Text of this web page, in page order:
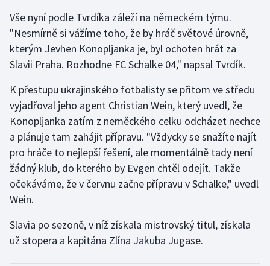
Vše nyní podle Tvrdíka záleží na německém týmu.
"Nesmírně si vážíme toho, že by hráč světové úrovně,
kterým Jevhen Konopljanka je, byl ochoten hrát za
Slavii Praha. Rozhodne FC Schalke 04," napsal Tvrdík.
K přestupu ukrajinského fotbalisty se přitom ve středu
vyjadřoval jeho agent Christian Wein, který uvedl, že
Konopljanka zatím z neměckého celku odcházet nechce
a plánuje tam zahájit přípravu. "Vždycky se snažíte najít
pro hráče to nejlepší řešení, ale momentálně tady není
žádný klub, do kterého by Evgen chtěl odejít. Takže
očekáváme, že v červnu začne přípravu v Schalke," uvedl
Wein.
Slavia po sezoně, v níž získala mistrovský titul, získala
už stopera a kapitána Zlína Jakuba Jugase.